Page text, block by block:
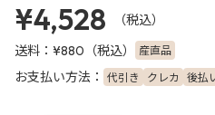
¥4,528
（税込）
送料： ¥880 （税込） 産直品
お支払い方法： 代引き クレカ 後払